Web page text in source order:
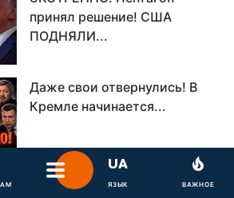
принял решение! США
ПОДНЯЛИ...
Даже свои отвернулись! В
Кремле начинается...
«Дружкам» Кремля — ХАНА!
ЯЗЫК ВАЖНОЕ